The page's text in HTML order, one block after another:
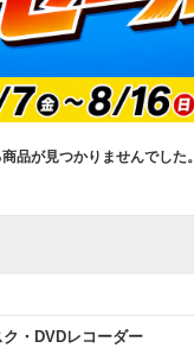
品が見つかりませんでした。
・DVDレコーダー